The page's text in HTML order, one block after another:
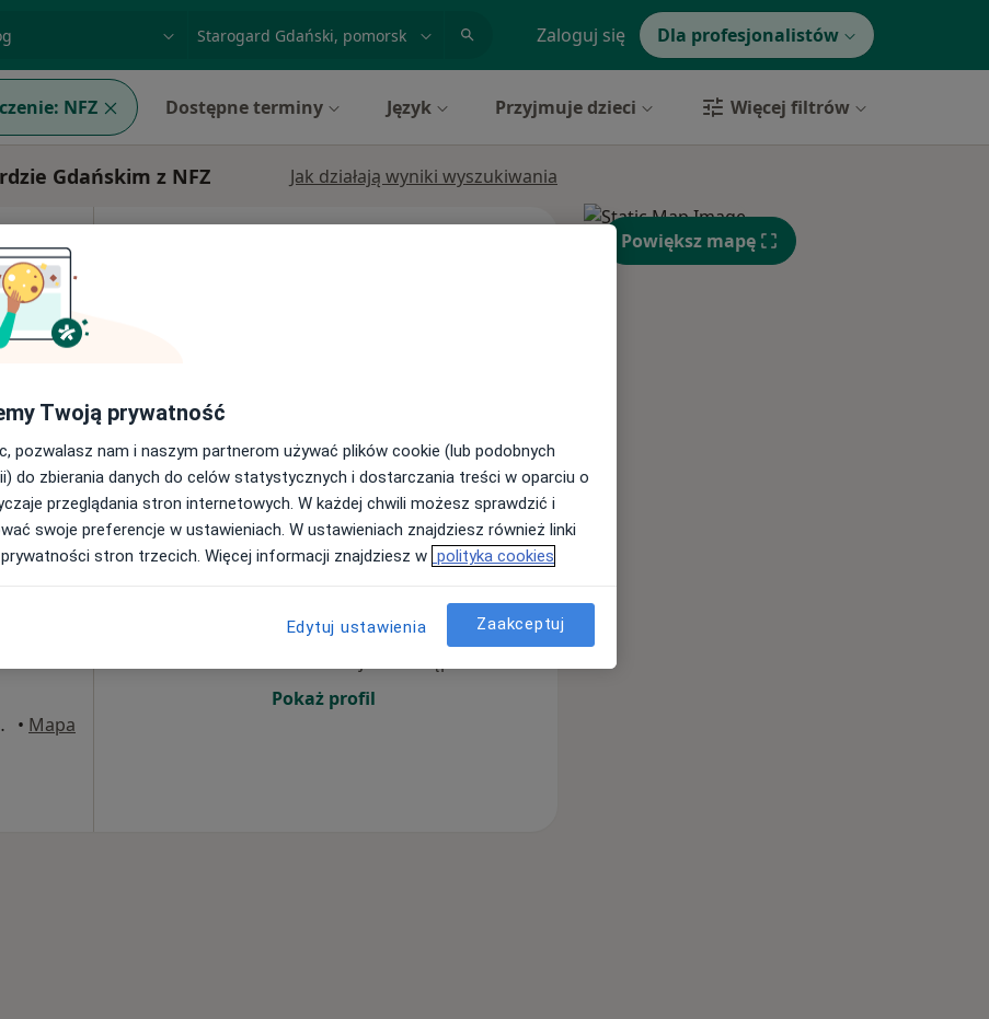
miasto lub dzielnica Zaloguj się Dla profesjonalistów
NFZ Dostępne terminy Język Przyjmuje dzieci Więcej filtrów
Gdańskim z NFZ Jak działają wyniki wyszukiwania
Mapa
ceny
Wt, Śr,
Gdański • Mapa
Dziś Jutro Sob, Ndz, Pon,
Pokaż profil
Powiększ mapę
Twoją prywatność
pozwalasz nam i naszym partnerom używać plików cookie (lub podobnych
do zbierania danych do celów statystycznych i dostarczania treści w oparciu o
przeglądania stron internetowych. W każdej chwili możesz sprawdzić i
swoje preferencje w ustawieniach. W ustawieniach znajdziesz również linki
stron trzecich. Więcej informacji znajdziesz w polityka cookies
Edytuj ustawienia Zaakceptuj